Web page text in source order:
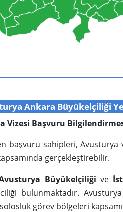
Ankara Büyükelçiliği
Vizesi Başvuru
başvuru sahipleri, Avusturya
gerçekleştirebilir.
Büyükelçiliği ve
bulunmaktadır.
görev bölgeleri